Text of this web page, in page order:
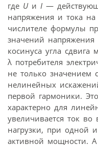
где Uи I —
напряжения и тока
числителе формулы
значений
косинуса угла
λ потребителя
не только значением
нелинейных
первой гармоники.
характерно для
увеличивается ток во
нагрузки, при одной
активной мощности.